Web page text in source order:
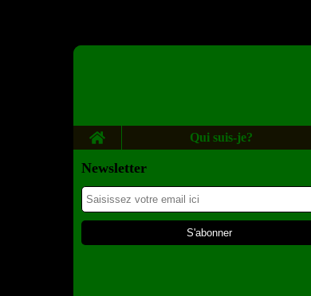
Home Qui suis-je?
Newsletter